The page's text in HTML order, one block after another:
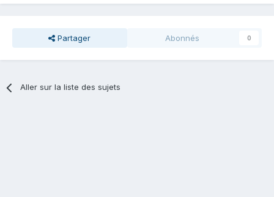
Partager Abonnés 0
Aller sur la liste des sujets